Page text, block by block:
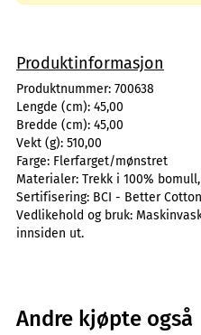
Produktinformasjon
Produktnummer: 700638
Lengde (cm): 45,00
Bredde (cm): 45,00
Vekt (g): 510,00
Farge: Flerfarget/mønstret
Materialer: Trekk i 100%
Sertifisering: BCI - Better
Vedlikehold og bruk:
innsiden ut.
Andre kjøpte også